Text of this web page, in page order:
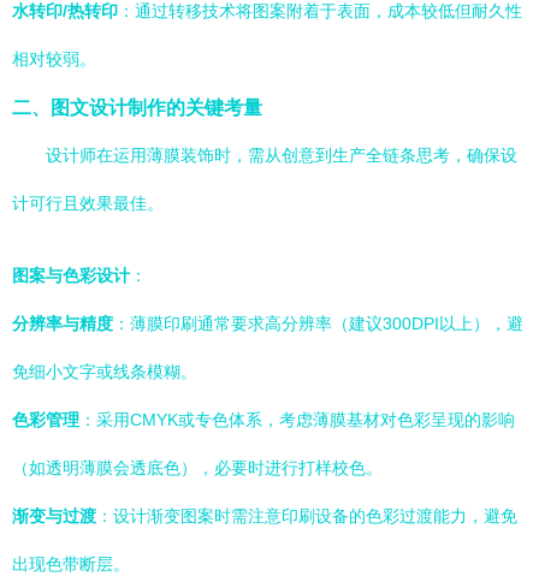
水转印/热转印 ：通过转移技术将图案附着于表面，成本较低但耐久性
相对较弱。
二、图文设计制作的关键考量
设计师在运用薄膜装饰时，需从创意到生产全链条思考，确保设
计可行且效果最佳。
图案与色彩设计 ：
分辨率与精度 ：薄膜印刷通常要求高分辨率（建议300DPI以上），避
免细小文字或线条模糊。
色彩管理 ：采用CMYK或专色体系，考虑薄膜基材对色彩呈现的影响
（如透明薄膜会透底色），必要时进行打样校色。
渐变与过渡 ：设计渐变图案时需注意印刷设备的色彩过渡能力，避免
出现色带断层。